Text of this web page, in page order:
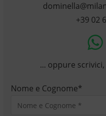
+39 02
... oppure
Nome e Cognome*